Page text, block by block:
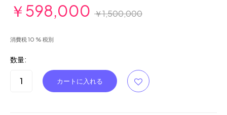
￥598,000 ￥1,500,000
消費税 10 % 税別
数量: